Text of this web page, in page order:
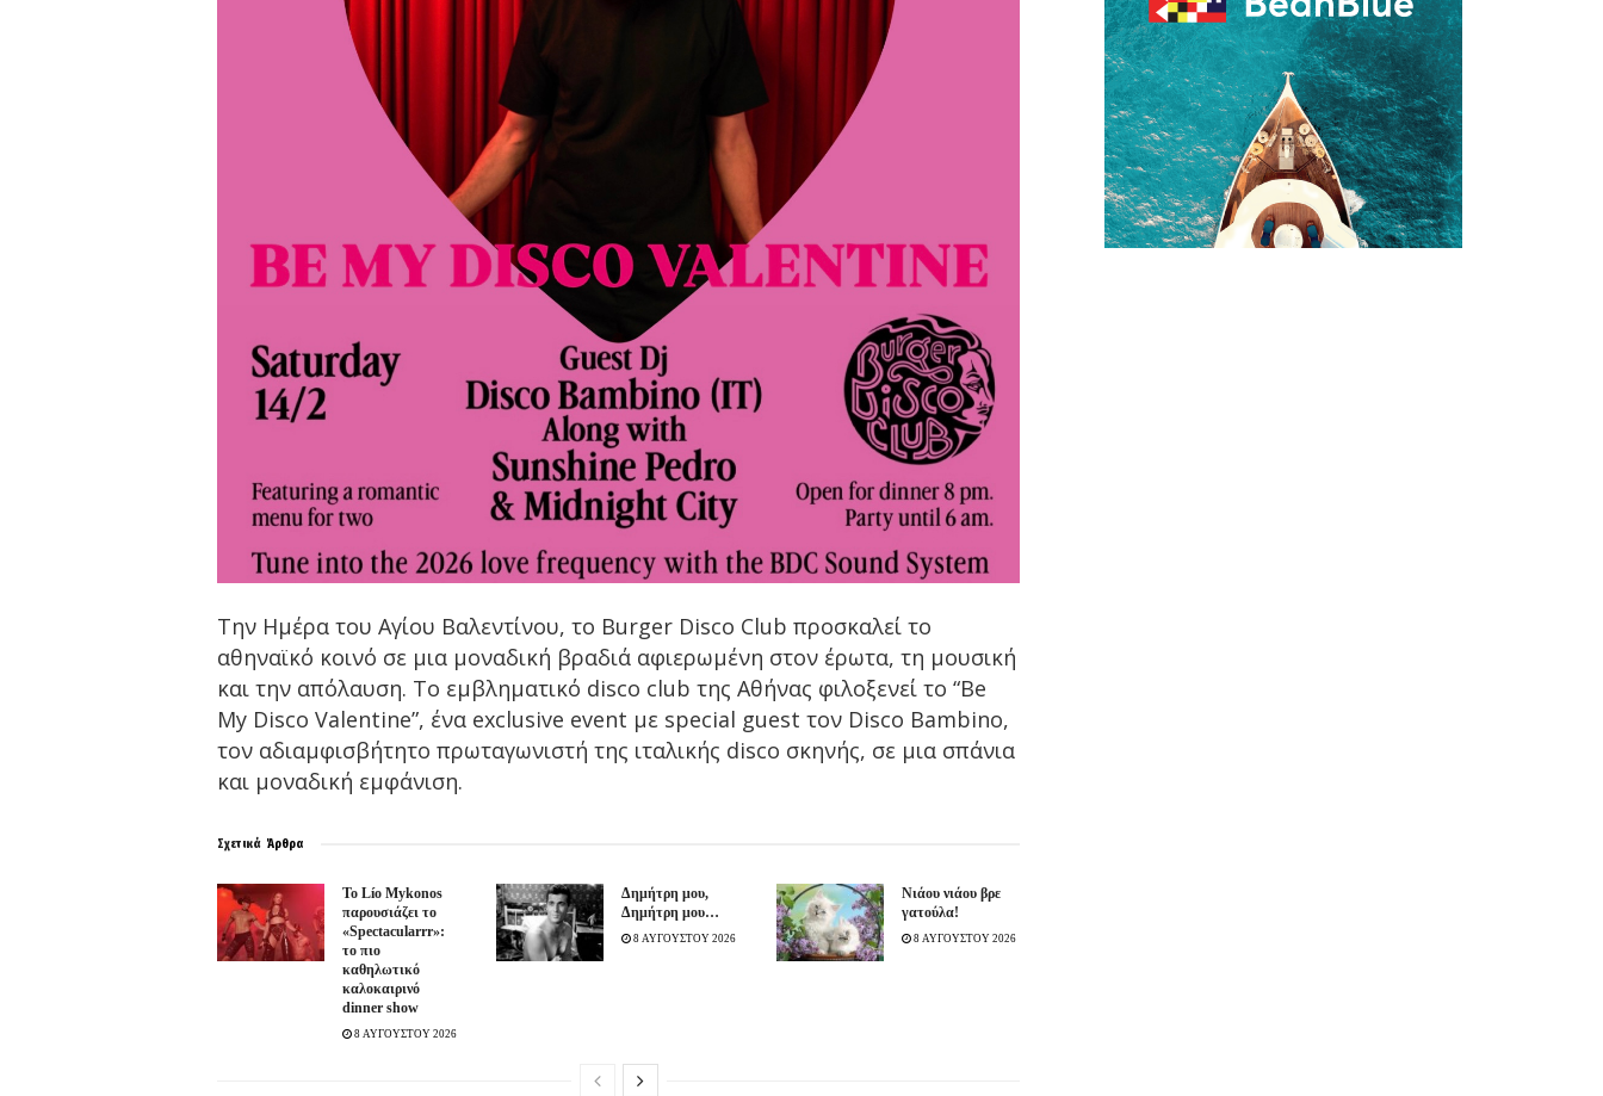
Την Ημέρα του Αγίου Βαλεντίνου, το Burger Disco Club προσκαλεί το
αθηναϊκό κοινό σε μια μοναδική βραδιά αφιερωμένη στον έρωτα, τη μουσική
και την απόλαυση. Το εμβληματικό disco club της Αθήνας φιλοξενεί το “Be
My Disco Valentine”, ένα exclusive event με special guest τον Disco Bambino,
τον αδιαμφισβήτητο πρωταγωνιστή της ιταλικής disco σκηνής, σε μια σπάνια
και μοναδική εμφάνιση.
Σχετικά Άρθρα
Το Lío Mykonos
παρουσιάζει το
«Spectacularrr»:
το πιο
καθηλωτικό
καλοκαιρινό
dinner show
8 ΑΥΓΟΥΣΤΟΥ 2026
Δημήτρη μου,
Δημήτρη μου…
8 ΑΥΓΟΥΣΤΟΥ 2026
Νιάου νιάου βρε
γατούλα!
8 ΑΥΓΟΥΣΤΟΥ 2026